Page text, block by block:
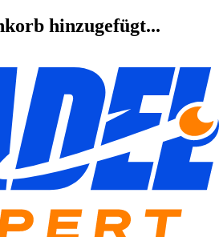
hinzugefügt...